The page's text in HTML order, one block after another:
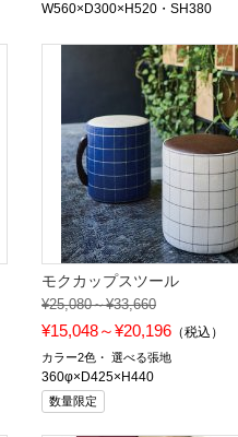
W560×D300×H520・SH380
モクカップスツール
¥25,080～¥33,660
¥15,048～¥20,196 （税込）
カラー2色 選べる張地
360φ×D425×H440
数量限定